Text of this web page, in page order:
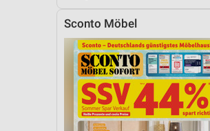
Sconto Möbel